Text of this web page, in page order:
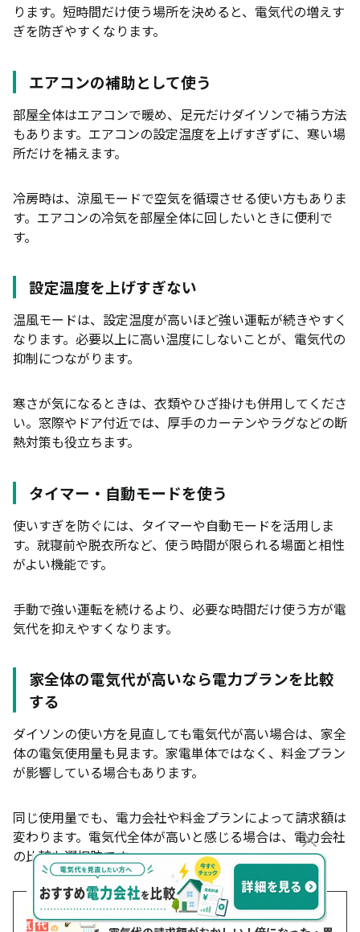
ります。短時間だけ使う場所を決めると、電気代の増えす
ぎを防ぎやすくなります。
エアコンの補助として使う
部屋全体はエアコンで暖め、足元だけダイソンで補う方法
もあります。エアコンの設定温度を上げすぎずに、寒い場
所だけを補えます。
冷房時は、涼風モードで空気を循環させる使い方もありま
す。エアコンの冷気を部屋全体に回したいときに便利で
す。
設定温度を上げすぎない
温風モードは、設定温度が高いほど強い運転が続きやすく
なります。必要以上に高い温度にしないことが、電気代の
抑制につながります。
寒さが気になるときは、衣類やひざ掛けも併用してくださ
い。窓際やドア付近では、厚手のカーテンやラグなどの断
熱対策も役立ちます。
タイマー・自動モードを使う
使いすぎを防ぐには、タイマーや自動モードを活用しま
す。就寝前や脱衣所など、使う時間が限られる場面と相性
がよい機能です。
手動で強い運転を続けるより、必要な時間だけ使う方が電
気代を抑えやすくなります。
家全体の電気代が高いなら電力プランを比較
する
ダイソンの使い方を見直しても電気代が高い場合は、家全
体の電気使用量も見ます。家電単体ではなく、料金プラン
が影響している場合もあります。
同じ使用量でも、電力会社や料金プランによって請求額は
変わります。電気代全体が高いと感じる場合は、電力会社
の比較も選択肢です。
×